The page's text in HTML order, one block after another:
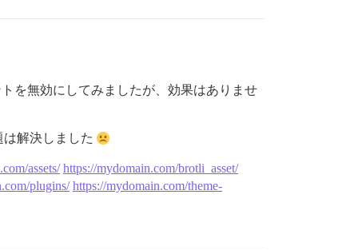
を無効にしてみましたが、効果はありませ
解決しました
assets/ https://mydomain.com/brotli_asset/
plugins/ https://mydomain.com/theme-